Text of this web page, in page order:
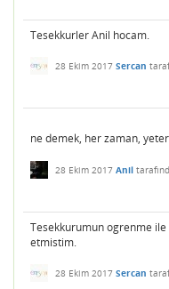
Tesekkurler Anil hocam.
28 Ekim 2017 Sercan
ne demek, her zaman,
28 Ekim 2017 Anil
Tesekkurumun ogrenme
etmistim.
28 Ekim 2017 Sercan